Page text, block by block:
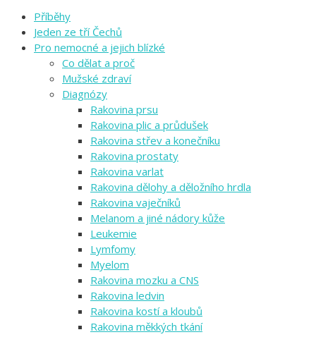
Příběhy
Jeden ze tří Čechů
Pro nemocné a jejich blízké
Co dělat a proč
Mužské zdraví
Diagnózy
Rakovina prsu
Rakovina plic a průdušek
Rakovina střev a konečníku
Rakovina prostaty
Rakovina varlat
Rakovina dělohy a děložního hrdla
Rakovina vaječníků
Melanom a jiné nádory kůže
Leukemie
Lymfomy
Myelom
Rakovina mozku a CNS
Rakovina ledvin
Rakovina kostí a kloubů
Rakovina měkkých tkání